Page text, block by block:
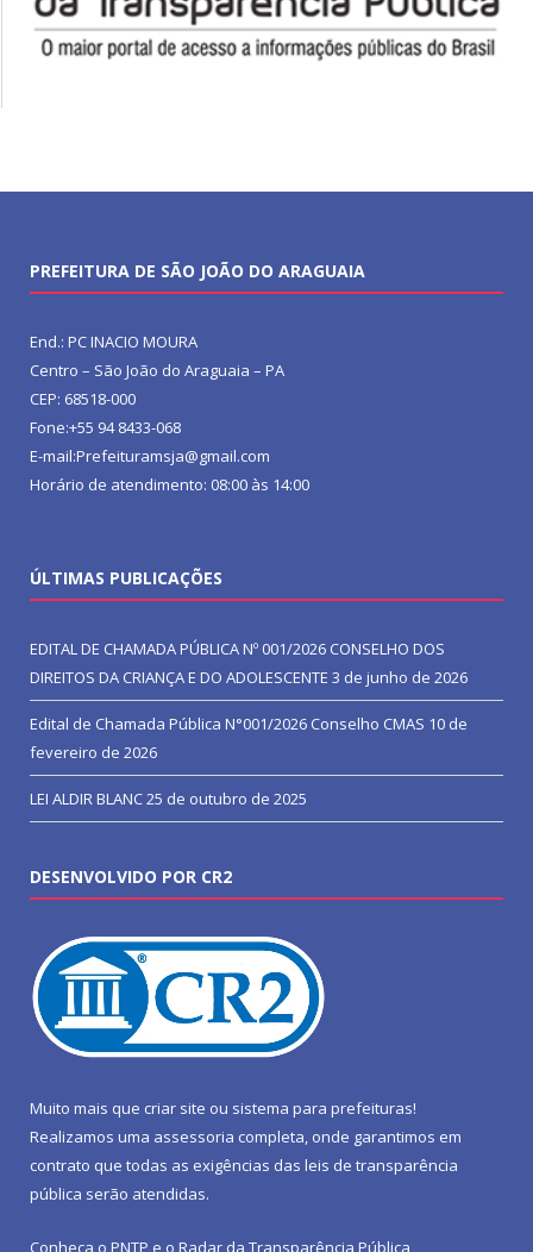
PREFEITURA DE SÃO JOÃO DO ARAGUAIA
End.: PC INACIO MOURA
Centro – São João do Araguaia – PA
CEP: 68518-000
Fone:+55 94 8433-068
E-mail:Prefeituramsja@gmail.com
Horário de atendimento: 08:00 às 14:00
ÚLTIMAS PUBLICAÇÕES
EDITAL DE CHAMADA PÚBLICA Nº 001/2026 CONSELHO DOS
DIREITOS DA CRIANÇA E DO ADOLESCENTE 3 de junho de 2026
Edital de Chamada Pública N°001/2026 Conselho CMAS 10 de
fevereiro de 2026
LEI ALDIR BLANC25 de outubro de 2025
DESENVOLVIDO POR CR2
Muito mais que criar site ou sistema para prefeituras!
Realizamos uma assessoria completa, onde garantimos em
contrato que todas as exigências das leis de transparência
pública serão atendidas.
Conheça o PNTP e o Radar da Transparência Pública